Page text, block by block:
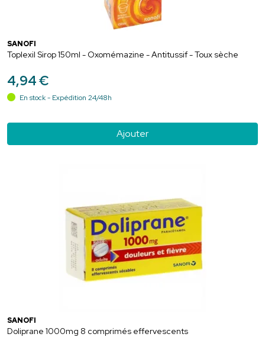
SANOFI
Toplexil Sirop 150ml - Oxomémazine - Antitussif - Toux sèche
4,94€
En stock - Expédition 24/48h
Ajouter
SANOFI
Doliprane 1000mg 8 comprimés effervescents